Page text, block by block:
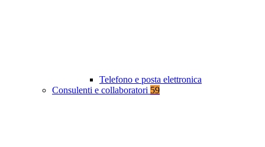
Telefono e posta elettronica
Consulenti e collaboratori 59